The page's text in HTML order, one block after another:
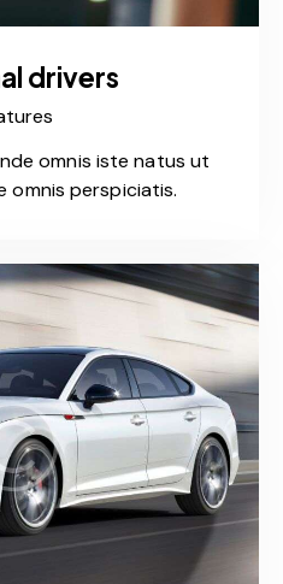
drivers
omnis iste natus ut
omnis perspiciatis.